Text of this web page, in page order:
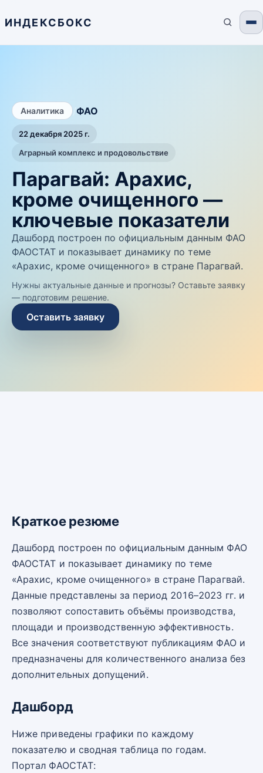
ИНДЕКСБОКС
Аналитика ФАО
22 декабря 2025 г.
Аграрный комплекс и продовольствие
Парагвай: Арахис,
кроме очищенного —
ключевые показатели
Дашборд построен по официальным данным ФАО
ФАОСТАТ и показывает динамику по теме
«Арахис, кроме очищенного» в стране Парагвай.
Нужны актуальные данные и прогнозы? Оставьте заявку
— подготовим решение.
Оставить заявку
Краткое резюме
Дашборд построен по официальным данным ФАО
ФАОСТАТ и показывает динамику по теме
«Арахис, кроме очищенного» в стране Парагвай.
Данные представлены за период 2016–2023 гг. и
позволяют сопоставить объёмы производства,
площади и производственную эффективность.
Все значения соответствуют публикациям ФАО и
предназначены для количественного анализа без
дополнительных допущений.
Дашборд
Ниже приведены графики по каждому
показателю и сводная таблица по годам.
Портал ФАОСТАТ: